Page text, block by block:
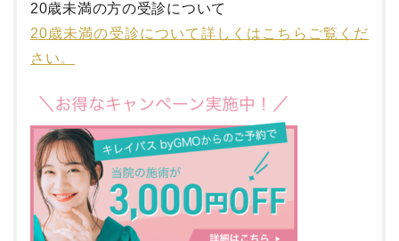
20歳未満の方の受診について
20歳未満の受診について詳しくはこちらご覧くだ
さい。